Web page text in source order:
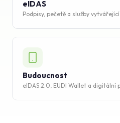
eIDAS
Podpisy, pečetě a služby
Budoucnost
eIDAS 2.0, EUDI Wallet a digitální